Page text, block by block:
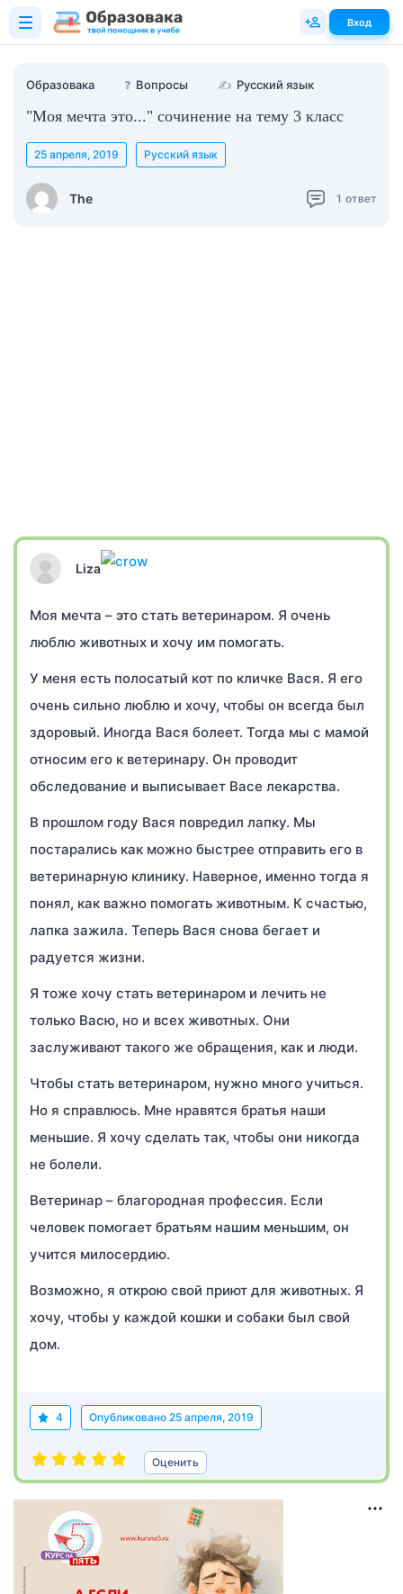
Образовака ❓ Вопросы ✍ Русский язык
"Моя мечта это..." сочинение на тему 3 класс
The
25 апреля, 2019 Русский язык
1 ответ
Liza
Моя мечта – это стать ветеринаром. Я очень
люблю животных и хочу им помогать.
У меня есть полосатый кот по кличке Вася. Я его
очень сильно люблю и хочу, чтобы он всегда был
здоровый. Иногда Вася болеет. Тогда мы с мамой
относим его к ветеринару. Он проводит
обследование и выписывает Васе лекарства.
В прошлом году Вася повредил лапку. Мы
постарались как можно быстрее отправить его в
ветеринарную клинику. Наверное, именно тогда я
понял, как важно помогать животным. К счастью,
лапка зажила. Теперь Вася снова бегает и
радуется жизни.
Я тоже хочу стать ветеринаром и лечить не
только Васю, но и всех животных. Они
заслуживают такого же обращения, как и люди.
Чтобы стать ветеринаром, нужно много учиться.
Но я справлюсь. Мне нравятся братья наши
меньшие. Я хочу сделать так, чтобы они никогда
не болели.
Ветеринар – благородная профессия. Если
человек помогает братьям нашим меньшим, он
учится милосердию.
Возможно, я открою свой приют для животных. Я
хочу, чтобы у каждой кошки и собаки был свой
дом.
4 Опубликовано 25 апреля, 2019
Оценить
Вход